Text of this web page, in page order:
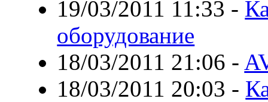
19/03/2011 11:33 -
оборудование
18/03/2011 21:06 -
18/03/2011 20:03 -